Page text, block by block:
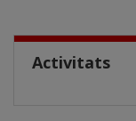
Activitats